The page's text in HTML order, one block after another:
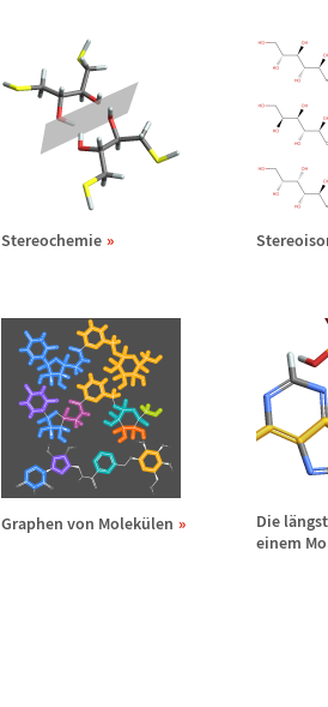
Stereochemie
Graphen von Molekülen Die lä
einem